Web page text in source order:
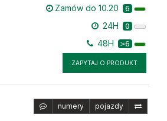
Zamów do 10.20 6
24H 0
48H >6
ZAPYTAJ O PRODUKT
numery pojazdy